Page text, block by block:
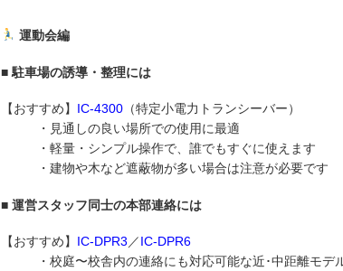
運動会編
■ 駐車場の誘導・整理には
【おすすめ】 IC-4300（特定小電力トランシーバー）
・見通しの良い場所での使用に最適
・軽量・シンプル操作で、誰でもすぐに使えます
・建物や木など遮蔽物が多い場合は注意が必要です
■ 運営スタッフ同士の本部連絡には
【おすすめ】 IC-DPR3／IC-DPR6
・校庭〜校舎内の連絡にも対応可能な近･中距離モデ